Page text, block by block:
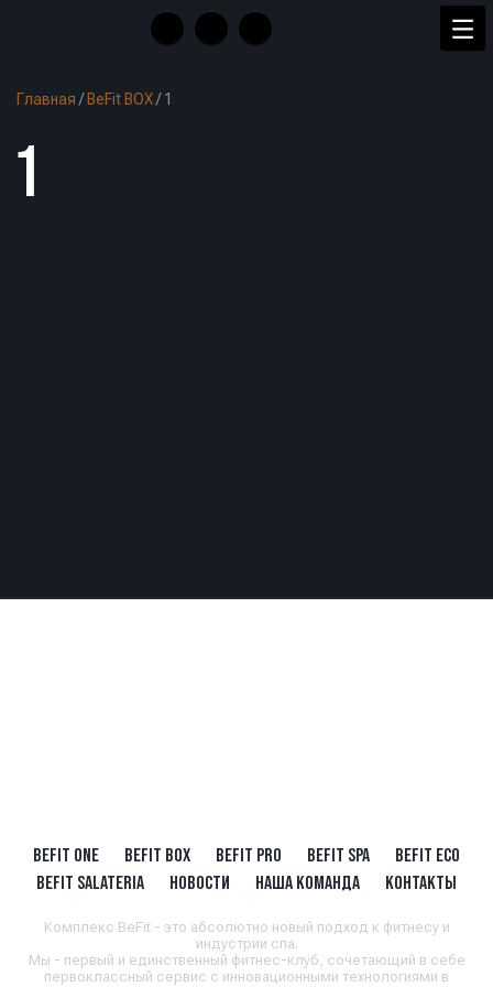
Главная / BeFit BOX/1
1
BEFIT ONE BEFIT BOX BEFIT PRO BEFIT SPA
BEFIT ECO
BEFIT SALATERIA
НОВОСТИ НАША КОМАНДА КОНТАКТЫ
Комплекс BeFit - это абсолютно новый подход к фитнесу и
индустрии спа.
Мы - первый и единственный фитнес-клуб, сочетающий в себе
первоклассный сервис с инновационными технологиями в